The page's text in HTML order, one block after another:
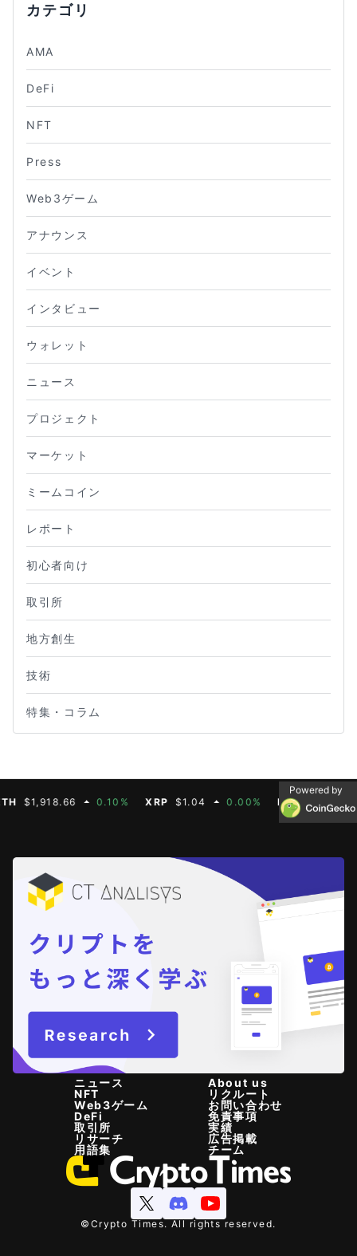
カテゴリ
AMA
DeFi
NFT
Press
Web3ゲーム
アナウンス
イベント
インタビュー
ウォレット
ニュース
プロジェクト
マーケット
ミームコイン
レポート
初心者向け
取引所
地方創生
技術
特集・コラム
0.10% XRP $1.04 0.00% BNB $603.91
Powered by
ニュース
NFT
Web3ゲーム
DeFi
取引所
リサーチ
用語集
About us
リクルート
お問い合わせ
免責事項
実績
広告掲載
チーム
©Crypto Times. All rights reserved.